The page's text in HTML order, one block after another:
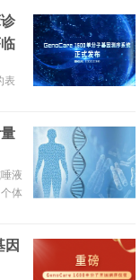
们
看
表
低
提
液
体
世
因